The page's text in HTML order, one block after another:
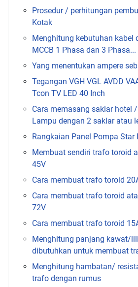
Prosedur / perhitungan
Kotak
Menghitung kebutuhan kabel
MCCB 1 Phasa dan 3 Phasa...
Yang menentukan ampere
Tegangan VGH VGL AVDD
Tcon TV LED 40 Inch
Cara memasang saklar hotel
Lampu dengan 2 saklar atau
Rangkaian Panel Pompa Star
Membuat sendiri trafo toroid
45V
Cara membuat trafo toroid
Cara membuat trafo toroid
72V
Cara membuat trafo toroid
Menghitung panjang kawat/
dibutuhkan untuk membuat
Menghitung hambatan/
trafo dengan rumus